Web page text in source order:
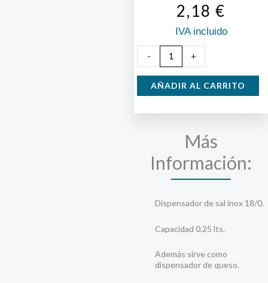
2,18 €
IVA incluido
-
Cristal
Tapa
+
AÑADIR AL CARRITO
Más
Información:
Dispensador de sal inox 18/0.
Capacidad 0.25 lts.
Además sirve como
dispensador de queso.